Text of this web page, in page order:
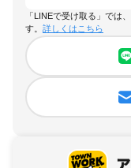
「LINEで受け取る」では
す。 詳しくはこちら